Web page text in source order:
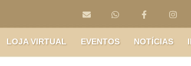
LOJA VIRTUAL EVENTOS NOTÍCIAS